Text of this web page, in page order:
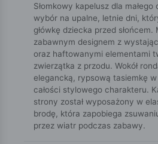
Słomkowy kapelusz dla małego
wybór na upalne, letnie dni,
główkę dziecka przed
zabawnym designem z
oraz haftowanymi elementami
zwierzątka z przodu. Wokół
elegancką, rypsową tasiemkę
całości stylowego charakteru.
strony został wyposażony w
brodę, która zapobiega
przez wiatr podczas zabawy.